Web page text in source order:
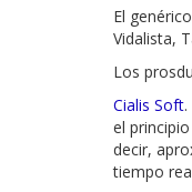
El
Vidalista,
Los
Cialis Soft
el
decir,
tiempo